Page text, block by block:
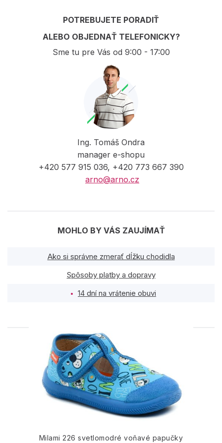
POTREBUJETE PORADIŤ
ALEBO OBJEDNAŤ TELEFONICKY?
Sme tu pre Vás od 9:00 - 17:00
Ing. Tomáš Ondra
manager e-shopu
+420 577 915 036, +420 773 667 390
arno@arno.cz
MOHLO BY VÁS ZAUJÍMAŤ
Ako si správne zmerať dĺžku chodidla
Spôsoby platby a dopravy
14 dní na vrátenie obuvi
PODOBNÉ PRODUKTY
Milami 226 svetlomodré voňavé papučky